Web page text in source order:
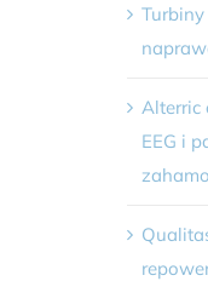
Alterric
EEG i